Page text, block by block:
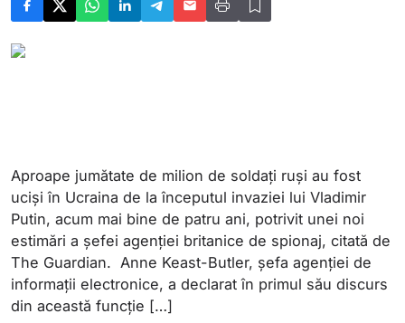
Aproape jumătate de milion de soldați ruși au fost
uciși în Ucraina de la începutul invaziei lui Vladimir
Putin, acum mai bine de patru ani, potrivit unei noi
estimări a șefei agenției britanice de spionaj, citată de
The Guardian. Anne Keast-Butler, șefa agenției de
informații electronice, a declarat în primul său discurs
din această funcție […]